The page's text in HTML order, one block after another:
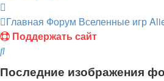
Главная Форум Вселенные игр
Поддержать сайт
Поиск
Последние изображения